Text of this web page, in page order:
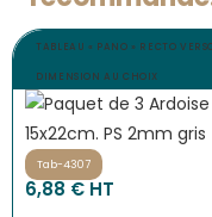
TABLEAU « PANO » RECTO
DIMENSION AU CHOIX
Tab-4307
6,88 € HT